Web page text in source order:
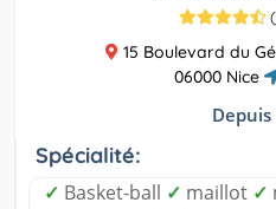
(
15 Boulevard du
06000 Nice
Depuis
Spécialité:
✓ Basket-ball ✓ maillot ✓